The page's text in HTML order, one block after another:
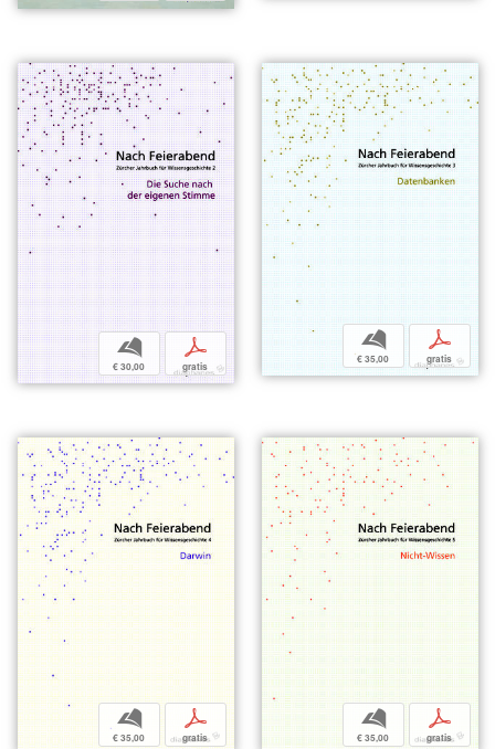
b
€ 30,00
p
gratis
b
€ 35,00
p
gratis
b
€ 35,00
p
gratis
b
€ 35,00
p
gratis